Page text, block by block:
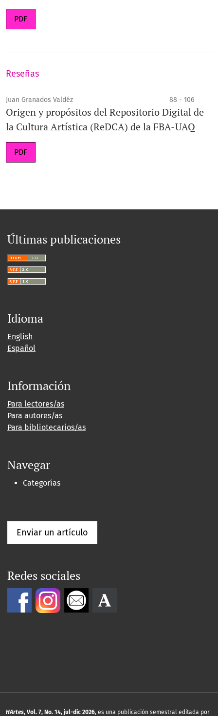
PDF
Reseñas
Juan Granados Valdéz 88 - 106
Origen y propósitos del Repositorio Digital de
la Cultura Artística (ReDCA) de la FBA-UAQ
PDF
Últimas publicaciones
Idioma
English
Español
Información
Para lectores/as
Para autores/as
Para bibliotecarios/as
Navegar
Categorías
Enviar un artículo
Redes sociales
HArtes, Vol. 7, No. 14, jul-dic 2026, es una publicación semestral editada por